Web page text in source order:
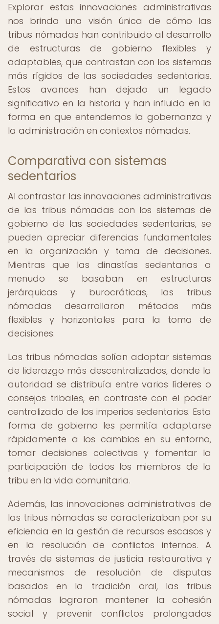
Explorar estas innovaciones administrativas
nos brinda una visión única de cómo las
tribus nómadas han contribuido al desarrollo
de estructuras de gobierno flexibles y
adaptables, que contrastan con los sistemas
más rígidos de las sociedades sedentarias.
Estos avances han dejado un legado
significativo en la historia y han influido en la
forma en que entendemos la gobernanza y
la administración en contextos nómadas.
Comparativa con sistemas
sedentarios
Al contrastar las innovaciones administrativas
de las tribus nómadas con los sistemas de
gobierno de las sociedades sedentarias, se
pueden apreciar diferencias fundamentales
en la organización y toma de decisiones.
Mientras que las dinastías sedentarias a
menudo se basaban en estructuras
jerárquicas y burocráticas, las tribus
nómadas desarrollaron métodos más
flexibles y horizontales para la toma de
decisiones.
Las tribus nómadas solían adoptar sistemas
de liderazgo más descentralizados, donde la
autoridad se distribuía entre varios líderes o
consejos tribales, en contraste con el poder
centralizado de los imperios sedentarios. Esta
forma de gobierno les permitía adaptarse
rápidamente a los cambios en su entorno,
tomar decisiones colectivas y fomentar la
participación de todos los miembros de la
tribu en la vida comunitaria.
Además, las innovaciones administrativas de
las tribus nómadas se caracterizaban por su
eficiencia en la gestión de recursos escasos y
en la resolución de conflictos internos. A
través de sistemas de justicia restaurativa y
mecanismos de resolución de disputas
basados en la tradición oral, las tribus
nómadas lograron mantener la cohesión
social y prevenir conflictos prolongados